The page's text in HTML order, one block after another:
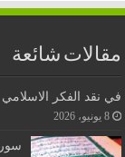
مقالات شائعة
في نقد الفكر الاسلامي
8 يونيو، 2026